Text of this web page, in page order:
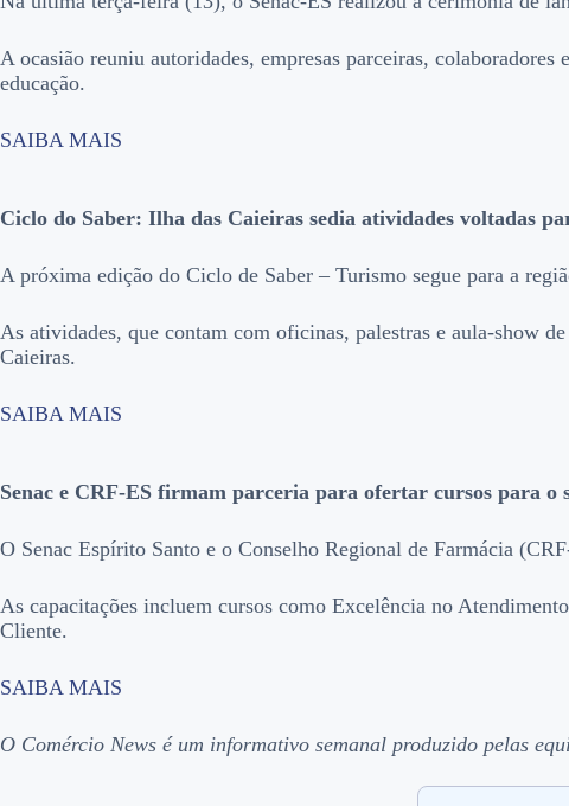
A ocasião reuniu autoridades, empresas parceiras,
educação.
SAIBA MAIS
Ciclo do Saber: Ilha das Caieiras sedia atividades voltadas
A próxima edição do Ciclo de Saber – Turismo segue para a
As atividades, que contam com oficinas, palestras e aula-show
Caieiras.
SAIBA MAIS
Senac e CRF-ES firmam parceria para ofertar cursos para o
O Senac Espírito Santo e o Conselho Regional de Farmácia
As capacitações incluem cursos como Excelência no
Cliente.
SAIBA MAIS
O Comércio News é um informativo semanal produzido pelas